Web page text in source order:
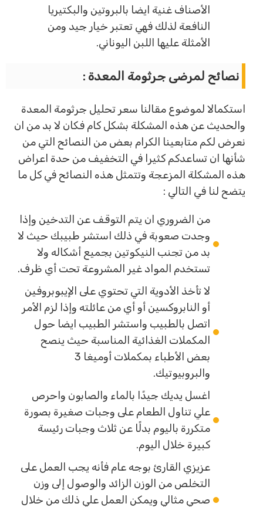
الأصناف غنية ايضا بالبروتين والبكتيريا
النافعة لذلك فهي تعتبر خيار جيد ومن
الأمثلة عليها اللبن اليوناني.
نصائح لمرضى جرثومة المعدة :
استكمالا لموضوع مقالنا سعر تحليل جرثومة المعدة
والحديث عن هذه المشكلة بشكل كام فكان لا بد من ان
نعرض لكم متابعينا الكرام بعض من النصائح التي من
شأنها ان تساعدكم كثيرا في التخفيف من حدة اعراض
هذه المشكلة المزعجة وتتمثل هذه النصائح في كل ما
يتضح لنا في التالي :
من الضروري ان يتم التوقف عن التدخين وإذا
وجدت صعوبة في ذلك استشر طبيبك حيث لا
بد من تجنب النيكوتين بجميع أشكاله ولا
تستخدم المواد غير المشروعة تحت أي ظرف.
لا تأخذ الأدوية التي تحتوي على الإيبوبروفين
أو النابروكسين أو أي من عائلته وإذا لزم الأمر
اتصل بالطبيب واستشر الطبيب ايضا حول
المكملات الغذائية المناسبة حيث ينصح
بعض الأطباء بمكملات أوميغا 3
والبروبيوتيك.
اغسل يديك جيدًا بالماء والصابون واحرص
علي تناول الطعام على وجبات صغيرة بصورة
متكررة باليوم بدلًا عن ثلاث وجبات رئيسة
كبيرة خلال اليوم.
عزيزي القارئ بوجه عام فأنه يجب العمل على
التخلص من الوزن الزائد والوصول إلى وزن
صحي مثالي ويمكن العمل علي ذلك من خلال